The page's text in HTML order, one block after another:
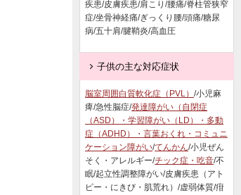
疾患/皮膚疾患/肩こり/腰痛/脊柱管狭窄
症/坐骨神経痛/ぎっくり腰/頭痛/糖尿
病/五十肩/腱鞘炎/高血圧
子供の主な対応症状
脳室周囲白質軟化症（PVL） /小児麻
痺/急性脳症/発達障がい（自閉症
（ASD）・学習障がい（LD）・多動
症（ADHD）・言葉おくれ・コミュニ
ケーション障がい/てんかん/小児ぜん
そく・アレルギー/チック症・吃音/不
眠/起立性調整障がい/皮膚疾患（アト
ピー・にきび・肌荒れ）/虚弱体質/疳